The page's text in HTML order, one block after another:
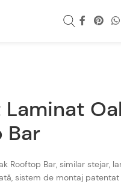
Laminat
Bar
Rooftop Bar, similar stejar,
sistem de montaj patentat